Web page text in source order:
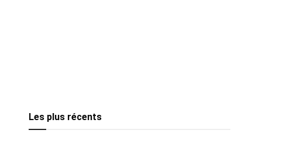
Les plus récents